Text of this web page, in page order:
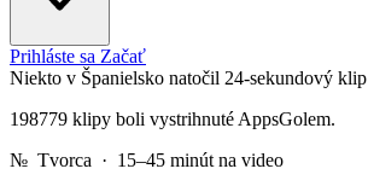
Prihláste sa Začať
Niekto v Španielsko natočil 24-sekundový klip
198779 klipy boli vystrihnuté AppsGolem.
№ Tvorca · 15–45 minút na video